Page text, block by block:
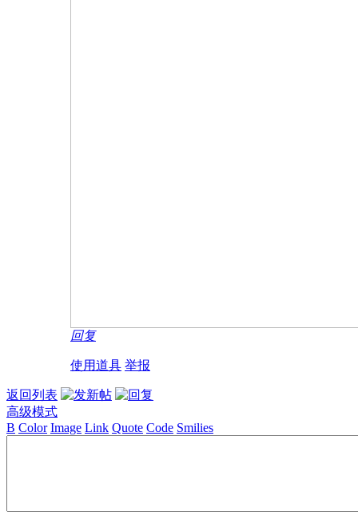
回复
使用道具 举报
返回列表
高级模式
B Color Image Link Quote Code Smilies